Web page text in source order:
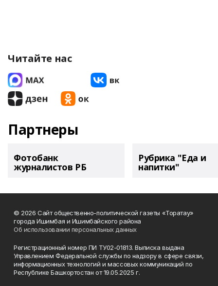
Читайте нас
Партнеры
Фотобанк
журналистов РБ
Рубрика "Еда и
напитки"
© 2026 Сайт общественно-политической газеты «Торатау»
города Ишимбая и Ишимбайского района
Об использовании персональных данных
Регистрационный номер ПИ ТУ02-01813. Выписка выдана
Управлением Федеральной службы по надзору в сфере связи,
информационных технологий и массовых коммуникаций по
Республике Башкортостан от 19.05.2025 г.